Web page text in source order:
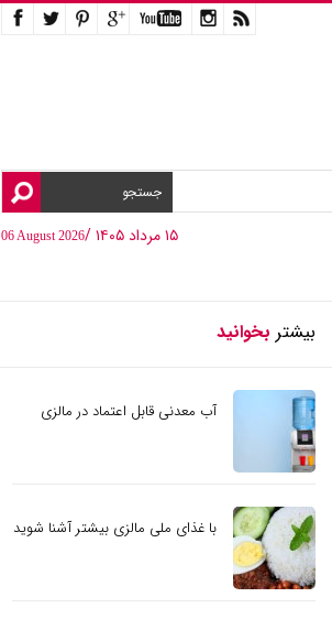
۱۵ مرداد ۱۴۰۵ /
06 August 2026
بیشتر بخوانید
آب معدنی قابل اعتماد در مالزی
با غذای ملی مالزی بیشتر آشنا شوید